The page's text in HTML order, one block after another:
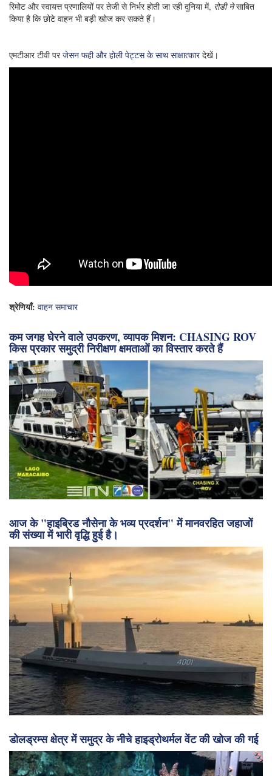
रिमोट और स्वायत्त प्रणालियों पर तेजी से निर्भर होती जा रही दुनिया में, रोडी नेसाबित
किया है कि छोटे वाहन भी बड़ी खोज कर सकते हैं।
एमटीआर टीवी परजेसन फही और होली पेट्टस के साथ साक्षात्कारदेखें।
श्रेणियाँ: वाहन समाचार
कम जगह घेरने वाले उपकरण, व्यापक मिशन: CHASING ROV
किस प्रकार समुद्री निरीक्षण क्षमताओं का विस्तार करते हैं
आज के "हाइब्रिड नौसेना के भव्य प्रदर्शन" में मानवरहित जहाजों
की संख्या में भारी वृद्धि हुई है।
डोलड्रम्स क्षेत्र में समुद्र के नीचे हाइड्रोथर्मल वेंट की खोज की गई